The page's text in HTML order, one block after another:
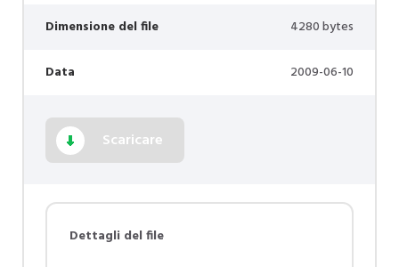
Dimensione del file 4280 bytes
Data 2009-06-10
Scaricare
Dettagli del file